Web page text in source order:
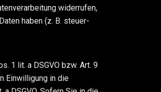
widerrufen,
haben (z. B. steuer-
1 lit. a DSGVO bzw. Art. 9
Einwilligung in die